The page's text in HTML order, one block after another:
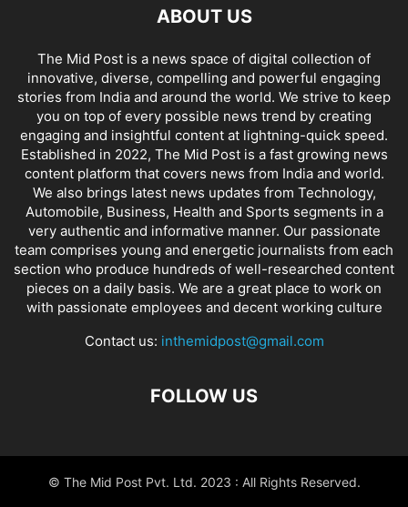
ABOUT US
The Mid Post is a news space of digital collection of
innovative, diverse, compelling and powerful engaging
stories from India and around the world. We strive to keep
you on top of every possible news trend by creating
engaging and insightful content at lightning-quick speed.
Established in 2022, The Mid Post is a fast growing news
content platform that covers news from India and world.
We also brings latest news updates from Technology,
Automobile, Business, Health and Sports segments in a
very authentic and informative manner. Our passionate
team comprises young and energetic journalists from each
section who produce hundreds of well-researched content
pieces on a daily basis. We are a great place to work on
with passionate employees and decent working culture
Contact us: inthemidpost@gmail.com
FOLLOW US
© The Mid Post Pvt. Ltd. 2023 : All Rights Reserved.